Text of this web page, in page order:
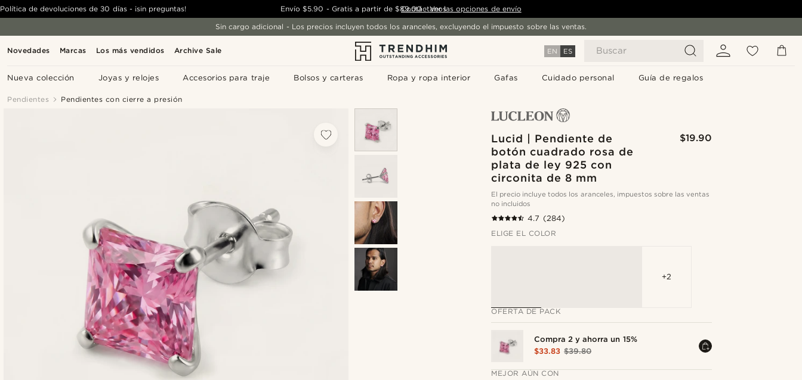
Novedades Marcas Los más vendidos Archive Sale EN ES Buscar
Nueva colección Joyas y relojes Accesorios para traje Bolsos y carteras Ropa y ropa interior Gafas Cuidado personal Guía de regalos
Política de devoluciones de 30 días - ¡sin preguntas! Envío $5.90 - Gratis a partir de $89.00 - Ver las opciones de envío
Contáctanos
Sin cargo adicional - Los precios incluyen todos los aranceles, excluyendo el impuesto sobre las ventas.
Pendientes Pendientes con cierre a presión
Lucid | Pendiente de
botón cuadrado rosa de
plata de ley 925 con
circonita de 8 mm
$19.90
El precio incluye todos los aranceles, impuestos sobre las ventas
no incluidos
4.7 (284)
ELIGE EL COLOR
+2
OFERTA DE PACK
Compra 2 y ahorra un 15%
$33.83 $39.80
MEJOR AÚN CON